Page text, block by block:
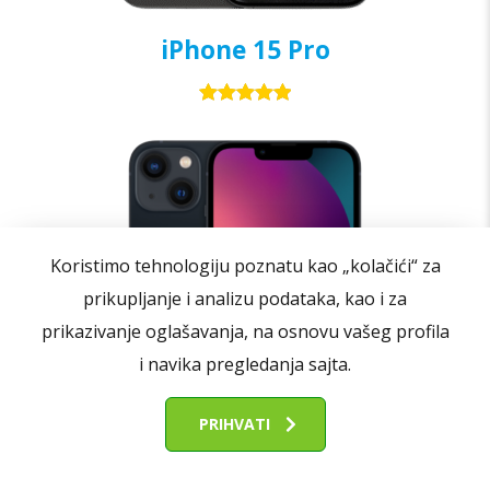
iPhone 15 Pro
5.00od 5
na osnovu
ocena
kupaca
Koristimo tehnologiju poznatu kao „kolačići“ za
prikupljanje i analizu podataka, kao i za
prikazivanje oglašavanja, na osnovu vašeg profila
i navika pregledanja sajta.
PRIHVATI